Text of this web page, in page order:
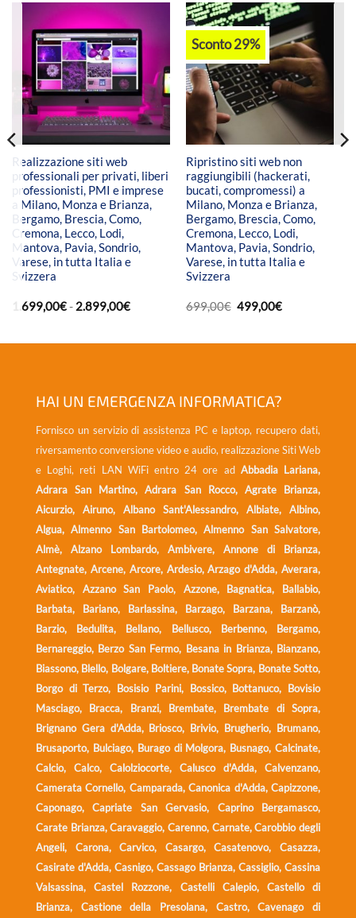
Realizzazione siti web
professionali per privati, liberi
professionisti, PMI e imprese
a Milano, Monza e Brianza,
Bergamo, Brescia, Como,
Cremona, Lecco, Lodi,
Mantova, Pavia, Sondrio,
Varese, in tutta Italia e
Svizzera
1.699,00€- 2.899,00€Fascia
Sconto 29%
Ripristino siti web non
raggiungibili (hackerati,
bucati, compromessi) a
Milano, Monza e Brianza,
Bergamo, Brescia, Como,
Cremona, Lecco, Lodi,
Mantova, Pavia, Sondrio,
Varese, in tutta Italia e
Svizzera
699,00€ Il
prezzo
499,00€Il
HAI UN EMERGENZA INFORMATICA?
Fornisco un servizio di assistenza PC e laptop, recupero dati,
riversamento conversione video e audio, realizzazione Siti Web
e Loghi, reti LAN WiFi entro 24 ore ad Abbadia Lariana,
Adrara San Martino, Adrara San Rocco, Agrate Brianza,
Aicurzio, Airuno, Albano Sant'Alessandro, Albiate, Albino,
Algua, Almenno San Bartolomeo, Almenno San Salvatore,
Almè, Alzano Lombardo, Ambivere, Annone di Brianza,
Antegnate, Arcene, Arcore, Ardesio, Arzago d'Adda, Averara,
Aviatico, Azzano San Paolo, Azzone, Bagnatica, Ballabio,
Barbata, Bariano, Barlassina, Barzago, Barzana, Barzanò,
Barzio, Bedulita, Bellano, Bellusco, Berbenno, Bergamo,
Bernareggio, Berzo San Fermo, Besana in Brianza, Bianzano,
Biassono, Blello, Bolgare, Boltiere, Bonate Sopra, Bonate Sotto,
Borgo di Terzo, Bosisio Parini, Bossico, Bottanuco, Bovisio
Masciago, Bracca, Branzi, Brembate, Brembate di Sopra,
Brignano Gera d'Adda, Briosco, Brivio, Brugherio, Brumano,
Brusaporto, Bulciago, Burago di Molgora, Busnago, Calcinate,
Calcio, Calco, Calolziocorte, Calusco d'Adda, Calvenzano,
Camerata Cornello, Camparada, Canonica d'Adda, Capizzone,
Caponago, Capriate San Gervasio, Caprino Bergamasco,
Carate Brianza, Caravaggio, Carenno, Carnate, Carobbio degli
Angeli, Carona, Carvico, Casargo, Casatenovo, Casazza,
Casirate d'Adda, Casnigo, Cassago Brianza, Cassiglio, Cassina
Valsassina, Castel Rozzone, Castelli Calepio, Castello di
Brianza, Castione della Presolana, Castro, Cavenago di